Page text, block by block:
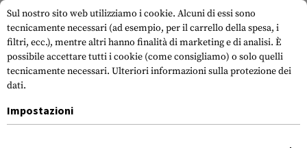
Sul nostro sito web utilizziamo i cookie. Alcuni di essi sono
tecnicamente necessari (ad esempio, per il carrello della spesa, i
filtri, ecc.), mentre altri hanno finalità di marketing e di analisi. È
possibile accettare tutti i cookie (come consigliamo) o solo quelli
tecnicamente necessari. Ulteriori informazioni sulla protezione dei
dati.
Impostazioni